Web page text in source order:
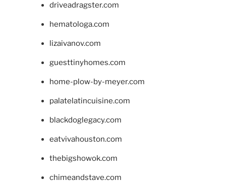
driveadragster.com
hematologa.com
lizaivanov.com
guesttinyhomes.com
home-plow-by-meyer.com
palatelatincuisine.com
blackdoglegacy.com
eatvivahouston.com
thebigshowok.com
chimeandstave.com